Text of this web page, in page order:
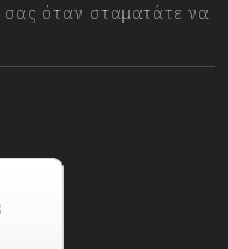
σας όταν σταματάτε να